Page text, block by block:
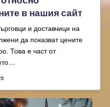
в нашия сайт
и доставчици на
да показват цените
Това е част от